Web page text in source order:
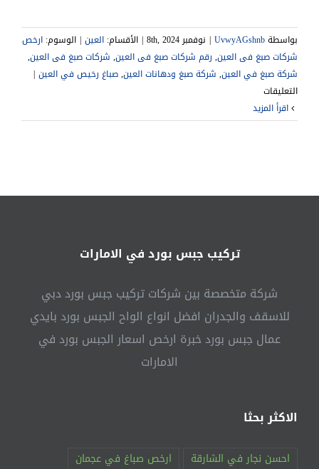
بواسطةUvwyAGshnb
| نوفمبر 8th, 2024 | الأقسام: العين | الوسوم: ‎‎ارخص
شركات صبغ فى العين,
,
,
شركة صبغ في العين,
,صباغ رخيص في العين |
التعليقاتعلى
شركة
صبغ
فني
تركيب جبس بورد في الامارات
شركة متخصصة بين شركات تركيب جبس بورد دبي
للاسقف والجدران افضل انواع الواح الجبس بورد بايدي
عمال جبس بورد خبرة ارخص اسعار الجبس بورد في
الامارات
الاكثر بحثا
احسن نجار في الشارقة
ارخص صباغ في عجمان